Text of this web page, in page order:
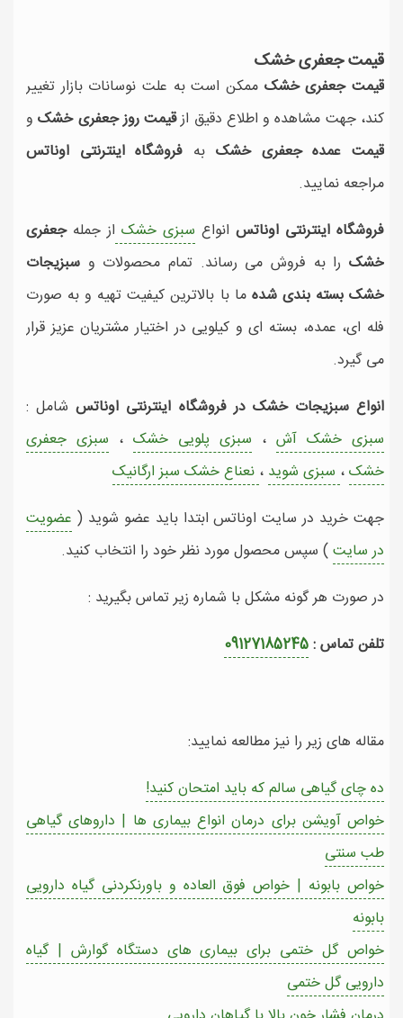
قیمت جعفری خشک
قیمت جعفری خشک ممکن است به علت نوسانات بازار تغییر
کند، جهت مشاهده و اطلاع دقیق ازقیمت روز جعفری خشکو
قیمت عمده جعفری خشک به فروشگاه اینترنتی اوناتس
مراجعه نمایید.
فروشگاه اینترنتی اوناتس انواع سبزی خشک از جملهجعفری
خشک را به فروش می رساند. تمام محصولات و سبزیجات
خشک بسته بندی شدهما با بالاترین کیفیت تهیه و به صورت
فله ای، عمده، بسته ای و کیلویی در اختیار مشتریان عزیز قرار
می گیرد.
انواع سبزیجات خشک در فروشگاه اینترنتی اوناتسشامل :
سبزی خشک آش ، سبزی پلویی خشک ، سبزی جعفری
خشک، سبزی شوید ، نعناع خشک سبز ارگانیک
جهت خرید در سایت اوناتس ابتدا باید عضو شوید ( عضویت
در سایت) سپس محصول مورد نظر خود را انتخاب کنید.
در صورت هر گونه مشکل با شماره زیر تماس بگیرید :
تلفن تماس :09127185245
مقاله های زیر را نیز مطالعه نمایید:
ده چای گیاهی سالم که باید امتحان کنید!
خواص آویشن برای درمان انواع بیماری ها | داروهای گیاهی
طب سنتی
خواص بابونه | خواص فوق العاده و باورنکردنی گیاه دارویی
بابونه
خواص گل ختمی برای بیماری های دستگاه گوارش | گیاه
دارویی گل ختمی